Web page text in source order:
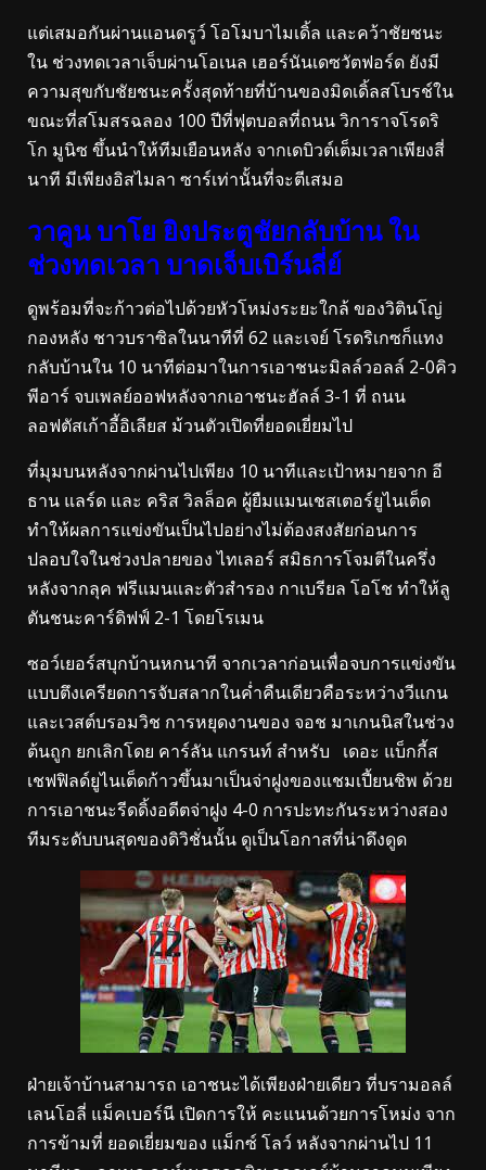
แต่เสมอกันผ่านแอนดรูว์ โอโมบาไมเดิ้ล และคว้าชัยชนะ
ใน ช่วงทดเวลาเจ็บผ่านโอเนล เฮอร์นันเดซวัตฟอร์ด ยังมี
ความสุขกับชัยชนะครั้งสุดท้ายที่บ้านของมิดเดิ้ลสโบรช์ใน
ขณะที่สโมสรฉลอง 100 ปีที่ฟุตบอลที่ถนน วิการาจโรดริ
โก มูนิซ ขึ้นนำให้ทีมเยือนหลัง จากเดบิวต์เต็มเวลาเพียงสี่
นาที มีเพียงอิสไมลา ซาร์เท่านั้นที่จะตีเสมอ
วาคูน บาโย ยิงประตูชัยกลับบ้าน ใน
ช่วงทดเวลา บาดเจ็บเบิร์นลี่ย์
ดูพร้อมที่จะก้าวต่อไปด้วยหัวโหม่งระยะใกล้ ของวิตินโญ่
กองหลัง ชาวบราซิลในนาทีที่ 62 และเจย์ โรดริเกซก็แทง
กลับบ้านใน 10 นาทีต่อมาในการเอาชนะมิลล์วอลล์ 2-0คิว
พีอาร์ จบเพลย์ออฟหลังจากเอาชนะฮัลล์ 3-1 ที่ ถนน
ลอฟตัสเก้าอี้อิเลียส ม้วนตัวเปิดที่ยอดเยี่ยมไป
ที่มุมบนหลังจากผ่านไปเพียง 10 นาทีและเป้าหมายจาก อี
ธาน แลร์ด และ คริส วิลล็อค ผู้ยืมแมนเชสเตอร์ยูไนเต็ด
ทำให้ผลการแข่งขันเป็นไปอย่างไม่ต้องสงสัยก่อนการ
ปลอบใจในช่วงปลายของ ไทเลอร์ สมิธการโจมตีในครึ่ง
หลังจากลุค ฟรีแมนและตัวสำรอง กาเบรียล โอโช ทำให้ลู
ตันชนะคาร์ดิฟฟ์ 2-1 โดยโรเมน
ซอว์เยอร์สบุกบ้านหกนาที จากเวลาก่อนเพื่อจบการแข่งขัน
แบบตึงเครียดการจับสลากในค่ำคืนเดียวคือระหว่างวีแกน
และเวสต์บรอมวิช การหยุดงานของ จอช มาเกนนิสในช่วง
ต้นถูก ยกเลิกโดย คาร์ลัน แกรนท์ สำหรับ เดอะ แบ็กกี้ส
เชฟฟิลด์ยูไนเต็ดก้าวขึ้นมาเป็นจ่าฝูงของแชมเปี้ยนชิพ ด้วย
การเอาชนะรีดดิ้งอดีตจ่าฝูง 4-0 การปะทะกันระหว่างสอง
ทีมระดับบนสุดของดิวิชั่นนั้น ดูเป็นโอกาสที่น่าดึงดูด
ฝ่ายเจ้าบ้านสามารถ เอาชนะได้เพียงฝ่ายเดียว ที่บรามอลล์
เลนโอลี่ แม็คเบอร์นี เปิดการให้ คะแนนด้วยการโหม่ง จาก
การข้ามที่ ยอดเยี่ยมของ แม็กซ์ โลว์ หลังจากผ่านไป 11